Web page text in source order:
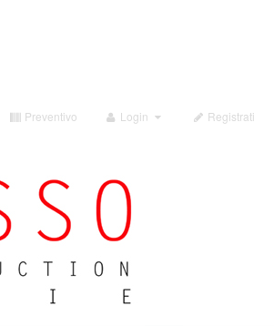
Preventivo Login Registrati